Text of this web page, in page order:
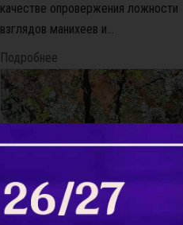
качестве опровержения ложности
взглядов манихеев и...
Подробнее